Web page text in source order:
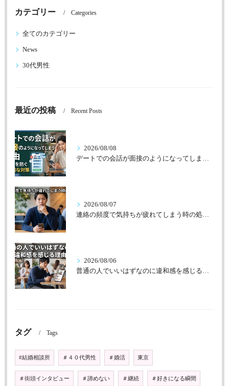
カテゴリー Categories
全てのカテゴリー
News
30代男性
最近の投稿 Recent Posts
2026/08/08
2026/08/07
連絡の頻度で気持ちが疲れてしまう時の処方箋
2026/08/06
タグ Tags
#結婚相談所 ＃４０代男性 ＃婚活 東京
＃街頭インタビュー ＃諦めない ＃継続 ＃好きになる瞬間